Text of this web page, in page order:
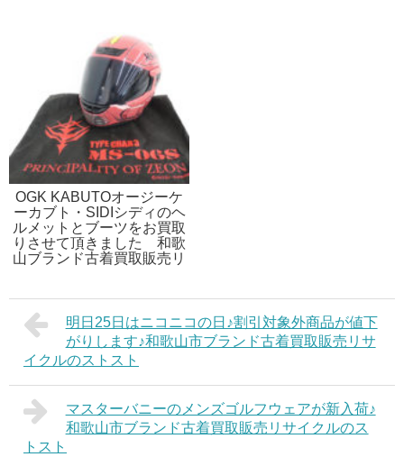
OGK KABUTOオージーケ
ーカブト・SIDIシディのヘ
ルメットとブーツをお買取
りさせて頂きました 和歌
山ブランド古着買取販売リ
明日25日はニコニコの日♪割引対象外商品が値下
がりします♪和歌山市ブランド古着買取販売リサ
イクルのストスト
マスターバニーのメンズゴルフウェアが新入荷♪
和歌山市ブランド古着買取販売リサイクルのス
トスト